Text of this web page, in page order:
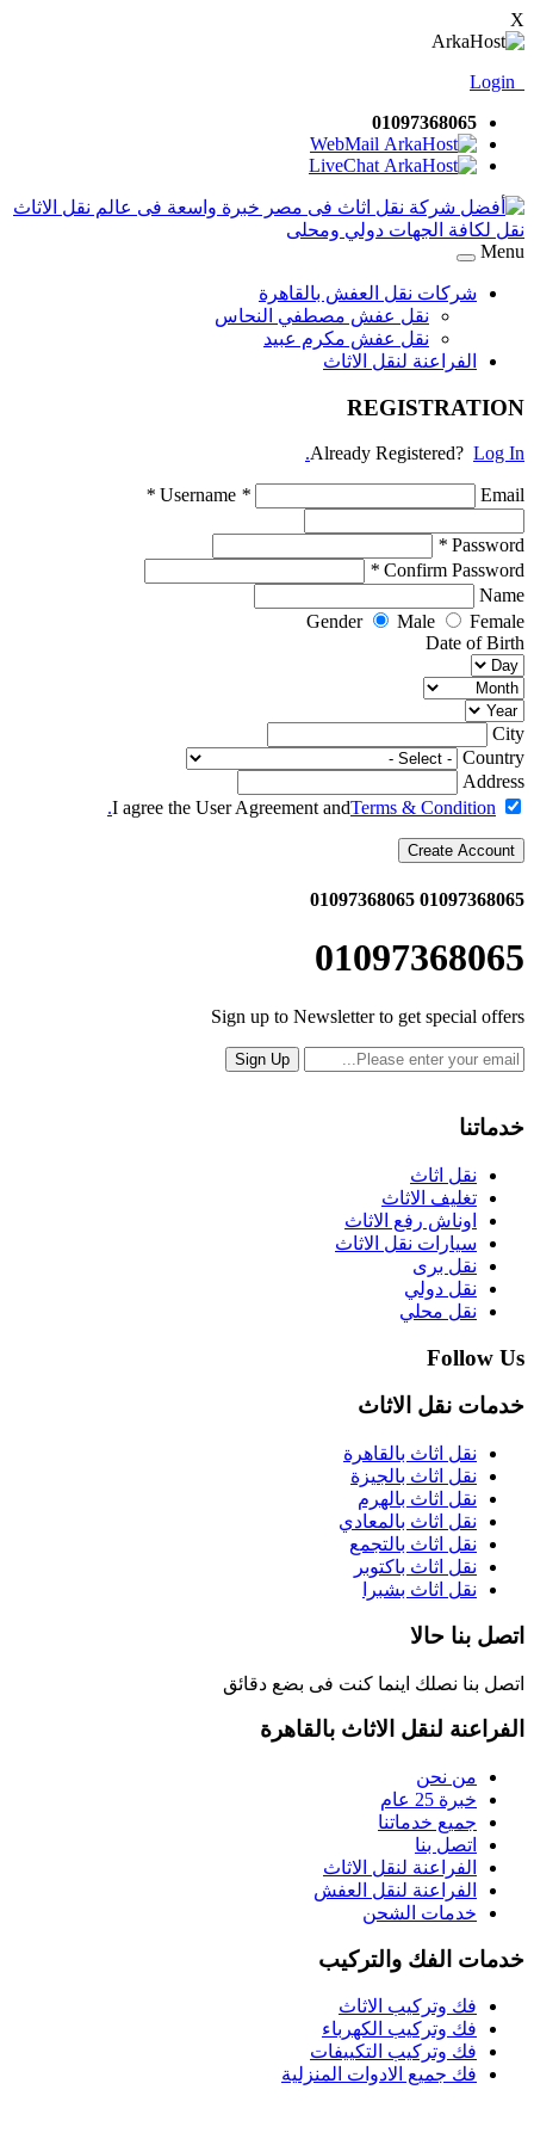
X
01097368065
Menu
شركات نقل العفش بالقاهرة
نقل عفش مصطفي النحاس
نقل عفش مكرم عبيد
الفراعنة لنقل الاثاث
REGISTRATION
Already Registered? Log In.
Username * Email
*
Password
*
Confirm Password
*
Name
Gender
Male
Female
Date of Birth
City
Country
Address
I agree the User Agreement andTerms & Condition.
Create Account
01097368065
01097368065
Sign up to Newsletter to get special offers
خدماتنا
نقل اثاث
تغليف الاثاث
اوناش رفع الاثاث
سيارات نقل الاثاث
نقل برى
نقل دولي
نقل محلي
Follow Us
خدمات نقل الاثاث
نقل اثاث بالقاهرة
نقل اثاث بالجيزة
نقل اثاث بالهرم
نقل اثاث بالمعادي
نقل اثاث بالتجمع
نقل اثاث باكتوبر
نقل اثاث بشبرا
اتصل بنا حالا
اتصل بنا نصلك اينما كنت فى بضع دقائق
الفراعنة لنقل الاثاث بالقاهرة
من نحن
خبرة 25 عام
جميع خدماتنا
اتصل بنا
الفراعنة لنقل الاثاث
الفراعنة لنقل العفش
خدمات الشحن
خدمات الفك والتركيب
فك وتركيب الاثاث
فك وتركيب الكهرباء
فك وتركيب التكييفات
فك جميع الادوات المنزلية